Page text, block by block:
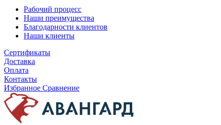
Рабочий процесс
Наши преимущества
Благодарности клиентов
Наши клиенты
Сертификаты
Доставка
Оплата
Контакты
Избранное Сравнение